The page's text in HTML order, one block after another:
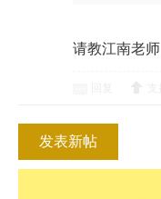
请教江南老
发表新帖